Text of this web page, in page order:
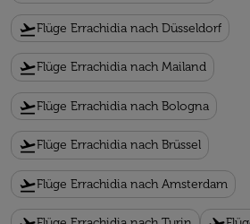
flight_takeoffFlüge Errachidia nach Düsseldorf
flight_takeoffFlüge Errachidia nach Mailand
flight_takeoffFlüge Errachidia nach Bologna
flight_takeoffFlüge Errachidia nach Brüssel
flight_takeoffFlüge Errachidia nach Amsterdam